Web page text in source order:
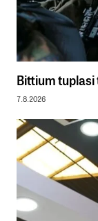
Bittium
7.8.2026